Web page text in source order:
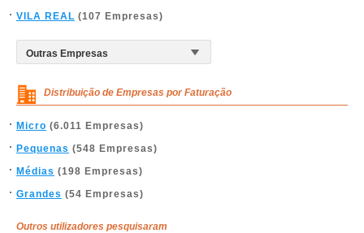
VILA REAL (107 Empresas)
Distribuição de Empresas por Faturação
Micro (6.011 Empresas)
Pequenas (548 Empresas)
Médias (198 Empresas)
Grandes (54 Empresas)
Outros utilizadores pesquisaram